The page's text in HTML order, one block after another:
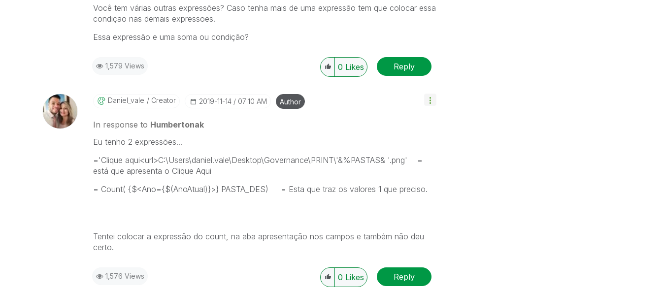
Você tem várias outras expressões? Caso tenha mais de uma expressão tem que colocar essa
condição nas demais expressões.
Essa expressão e uma soma ou condição?
1,579 Views 0 Likes Reply
Daniel_vale Creator ‎2019-11-14 07:10 AM Author
In response to Humbertonak
Eu tenho 2 expressões...
='Clique aqui<url>C:\Users\daniel.vale\Desktop\Governance\PRINT\'&%PASTAS& '.png' =
está que apresenta o Clique Aqui
= Count( {$<Ano={$(AnoAtual)}>} PASTA_DES) = Esta que traz os valores 1 que preciso.
Tentei colocar a expressão do count, na aba apresentação nos campos e também não deu
certo.
1,576 Views 0 Likes Reply